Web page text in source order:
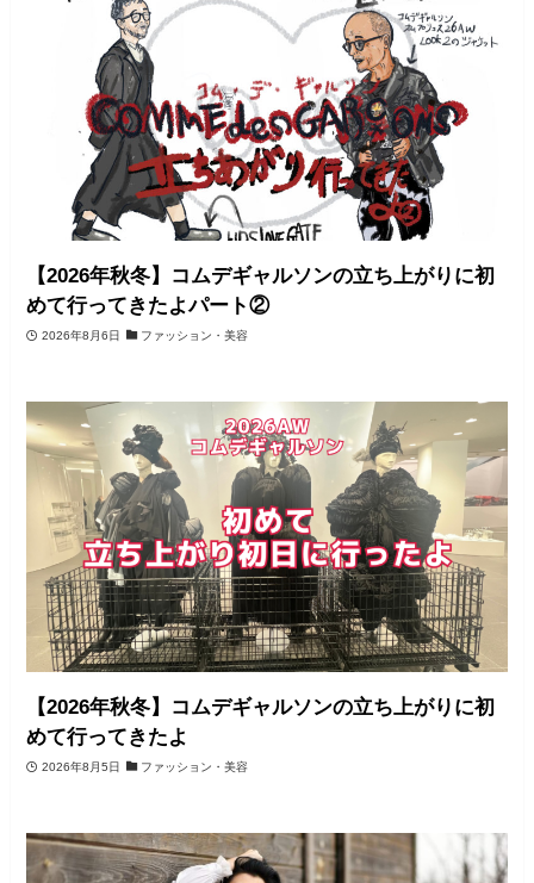
【2026年秋冬】コムデギャルソンの立ち上がりに初
めて行ってきたよパート②
2026年8月6日 ファッション・美容
【2026年秋冬】コムデギャルソンの立ち上がりに初
めて行ってきたよ
2026年8月5日 ファッション・美容